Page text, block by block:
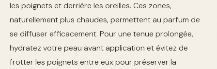
les poignets et derrière les oreilles. Ces zones,
naturellement plus chaudes, permettent au parfum de
se diffuser efficacement. Pour une tenue prolongée,
hydratez votre peau avant application et évitez de
frotter les poignets entre eux pour préserver la